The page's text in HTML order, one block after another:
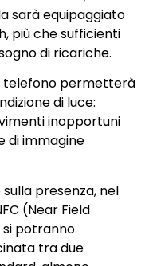
sarà equipaggiato
più che sufficienti
di ricariche.
telefono permetterà
di luce:
inopportuni
di immagine
presenza, nel
(Near Field
potranno
tra due